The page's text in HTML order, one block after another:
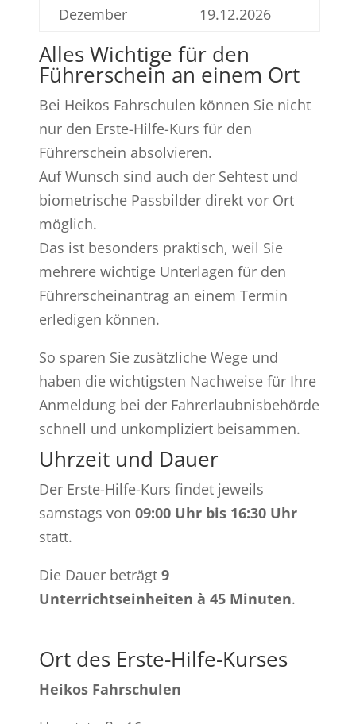
Dezember
19.12.2026
Alles Wichtige für den
Führerschein an einem Ort
Bei Heikos Fahrschulen können Sie nicht
nur den Erste-Hilfe-Kurs für den
Führerschein absolvieren.
Auf Wunsch sind auch der Sehtest und
biometrische Passbilder direkt vor Ort
möglich.
Das ist besonders praktisch, weil Sie
mehrere wichtige Unterlagen für den
Führerscheinantrag an einem Termin
erledigen können.
So sparen Sie zusätzliche Wege und
haben die wichtigsten Nachweise für Ihre
Anmeldung bei der Fahrerlaubnisbehörde
schnell und unkompliziert beisammen.
Uhrzeit und Dauer
Der Erste-Hilfe-Kurs findet jeweils
samstags von 09:00 Uhr bis 16:30 Uhr
statt.
Die Dauer beträgt 9
Unterrichtseinheiten à 45 Minuten.
Ort des Erste-Hilfe-Kurses
Heikos Fahrschulen